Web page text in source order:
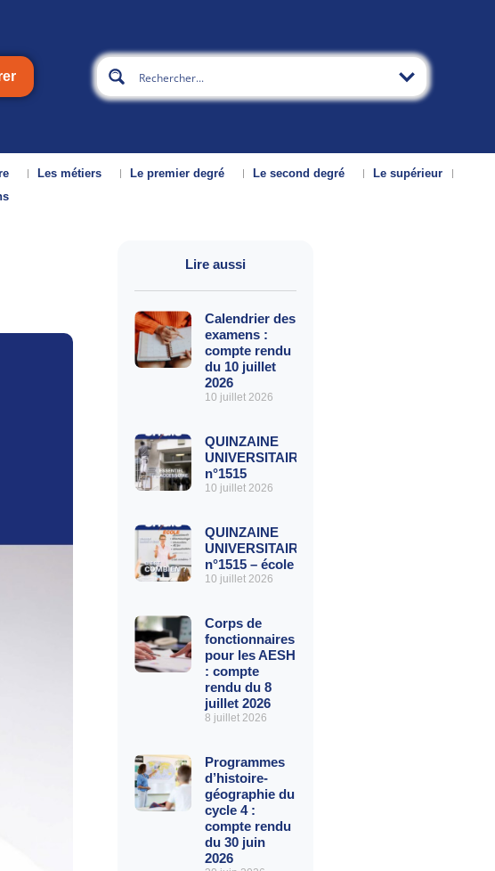
Les métiers Le premier degré Le second degré
Le supérieur
Lire aussi
Calendrier des
examens :
compte rendu
du 10 juillet
2026
10 juillet 2026
QUINZAINE
UNIVERSITAIRE
n°1515
10 juillet 2026
QUINZAINE
UNIVERSITAIRE
n°1515 – école
10 juillet 2026
Corps de
fonctionnaires
pour les AESH
: compte
rendu du 8
juillet 2026
8 juillet 2026
Programmes
d’histoire-
géographie du
cycle 4 :
compte rendu
du 30 juin
2026